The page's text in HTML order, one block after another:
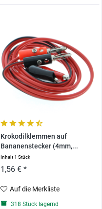
Krokodilklemmen auf
Bananenstecker (4mm,...
Inhalt1 Stück
1,56 € *
Auf die Merkliste
318 Stück lagernd